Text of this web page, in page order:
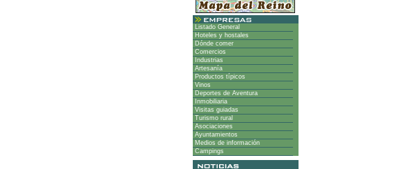
Listado General
Hoteles y hostales
Dónde comer
Comercios
Industrias
Artesanía
Productos típicos
Vinos
Deportes de Aventura
Inmobiliaria
Visitas guiadas
Turismo rural
Asociaciones
Ayuntamientos
Medios de información
Campings